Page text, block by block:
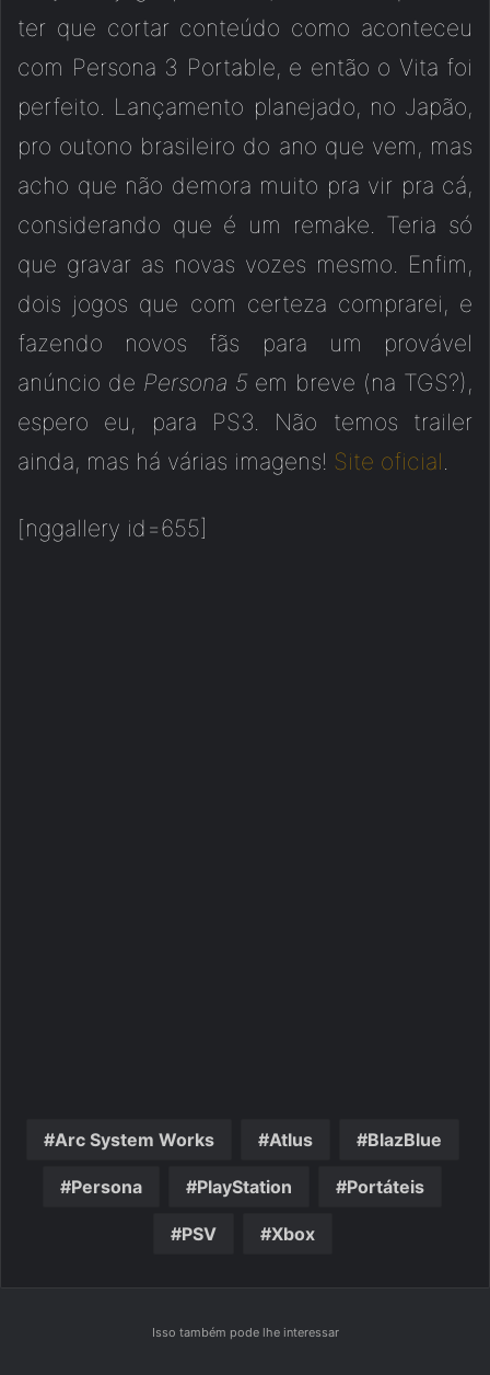
ter que cortar conteúdo como aconteceu
com Persona 3 Portable, e então o Vita foi
perfeito. Lançamento planejado, no Japão,
pro outono brasileiro do ano que vem, mas
acho que não demora muito pra vir pra cá,
considerando que é um remake. Teria só
que gravar as novas vozes mesmo. Enfim,
dois jogos que com certeza comprarei, e
fazendo novos fãs para um provável
anúncio de Persona 5 em breve (na TGS?),
espero eu, para PS3. Não temos trailer
ainda, mas há várias imagens! Site oficial.
[nggallery id=655]
Arc System Works Atlus BlazBlue
Persona PlayStation Portáteis
PSV Xbox
Isso também pode lhe interessar